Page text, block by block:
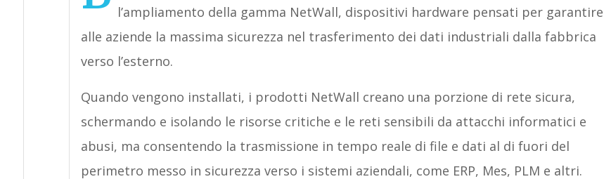
l’ampliamento della gamma NetWall, dispositivi hardware pensati per garantire
alle aziende la massima sicurezza nel trasferimento dei dati industriali dalla fabbrica
verso l’esterno.
Quando vengono installati, i prodotti NetWall creano una porzione di rete sicura,
schermando e isolando le risorse critiche e le reti sensibili da attacchi informatici e
abusi, ma consentendo la trasmissione in tempo reale di file e dati al di fuori del
perimetro messo in sicurezza verso i sistemi aziendali, come ERP, Mes, PLM e altri.